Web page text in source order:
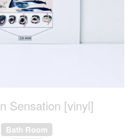
Sensation [vinyl]
Bath Room